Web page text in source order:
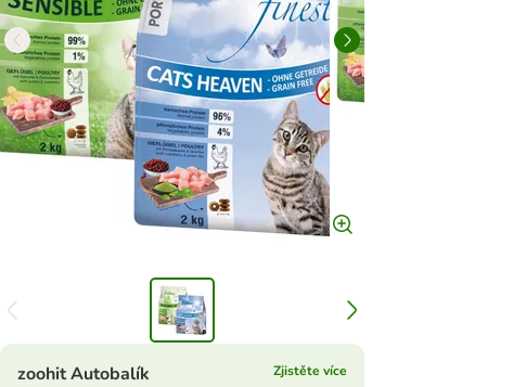
zoohit Autobalík
Zjistěte více